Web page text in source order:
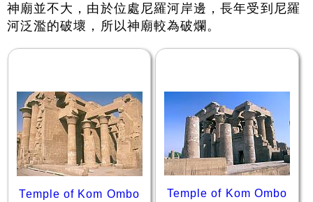
神廟並不大，由於位處尼羅河岸邊，長年受到尼羅
河泛濫的破壞，所以神廟較為破爛。
Temple of Kom Ombo Temple of Kom Ombo